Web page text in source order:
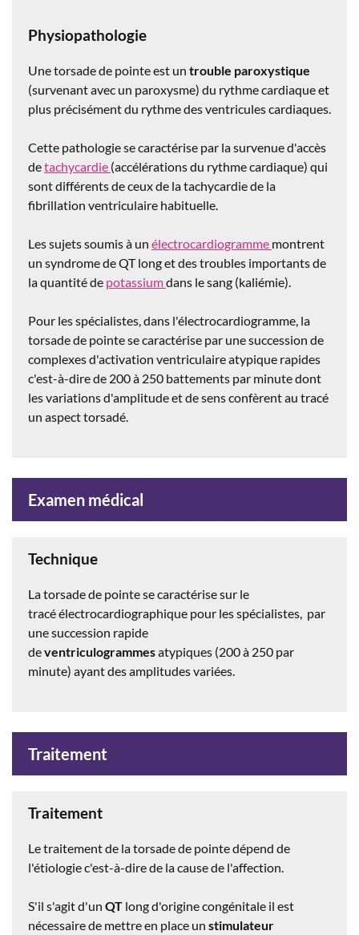
Physiopathologie
Une torsade de pointe est un trouble paroxystique
(survenant avec un paroxysme) du rythme cardiaque et
plus précisément du rythme des ventricules cardiaques.
Cette pathologie se caractérise par la survenue d'accès
detachycardie (accélérations du rythme cardiaque) qui
sont différents de ceux de la tachycardie de la
fibrillation ventriculaire habituelle.
Les sujets soumis à un électrocardiogramme montrent
un syndrome de QT long et des troubles importants de
la quantité de potassiumdans le sang (kaliémie).
Pour les spécialistes, dans l'électrocardiogramme, la
torsade de pointe se caractérise par une succession de
complexes d'activation ventriculaire atypique rapides
c'est-à-dire de 200 à 250 battements par minute dont
les variations d'amplitude et de sens confèrent au tracé
un aspect torsadé.
Examen médical
Technique
La torsade de pointe se caractérise sur le
tracé électrocardiographique pour les spécialistes, par
une succession rapide
deventriculogrammesatypiques (200 à 250 par
minute) ayant des amplitudes variées.
Traitement
Traitement
Le traitement de la torsade de pointe dépend de
l'étiologie c'est-à-dire de la cause de l'affection.
S'il s'agit d'un QT long d'origine congénitale il est
nécessaire de mettre en place un stimulateur